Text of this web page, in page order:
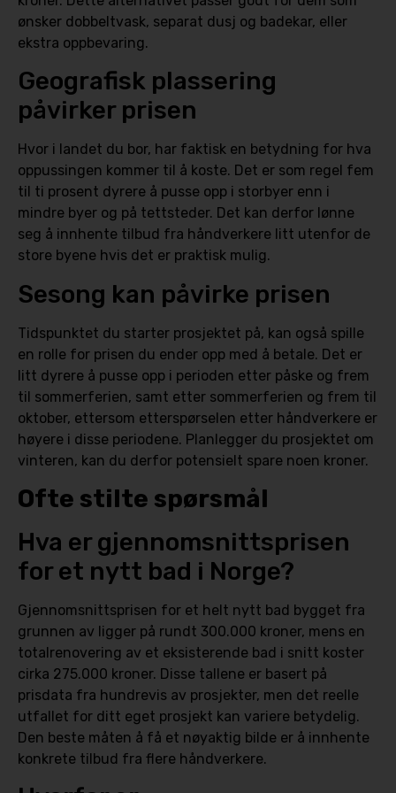
ønsker dobbeltvask, separat dusj og badekar, eller
ekstra oppbevaring.
Geografisk plassering
påvirker prisen
Hvor i landet du bor, har faktisk en betydning for hva
oppussingen kommer til å koste. Det er som regel fem
til ti prosent dyrere å pusse opp i storbyer enn i
mindre byer og på tettsteder. Det kan derfor lønne
seg å innhente tilbud fra håndverkere litt utenfor de
store byene hvis det er praktisk mulig.
Sesong kan påvirke prisen
Tidspunktet du starter prosjektet på, kan også spille
en rolle for prisen du ender opp med å betale. Det er
litt dyrere å pusse opp i perioden etter påske og frem
til sommerferien, samt etter sommerferien og frem til
oktober, ettersom etterspørselen etter håndverkere er
høyere i disse periodene. Planlegger du prosjektet om
vinteren, kan du derfor potensielt spare noen kroner.
Ofte stilte spørsmål
Hva er gjennomsnittsprisen
for et nytt bad i Norge?
Gjennomsnittsprisen for et helt nytt bad bygget fra
grunnen av ligger på rundt 300.000 kroner, mens en
totalrenovering av et eksisterende bad i snitt koster
cirka 275.000 kroner. Disse tallene er basert på
prisdata fra hundrevis av prosjekter, men det reelle
utfallet for ditt eget prosjekt kan variere betydelig.
Den beste måten å få et nøyaktig bilde er å innhente
konkrete tilbud fra flere håndverkere.